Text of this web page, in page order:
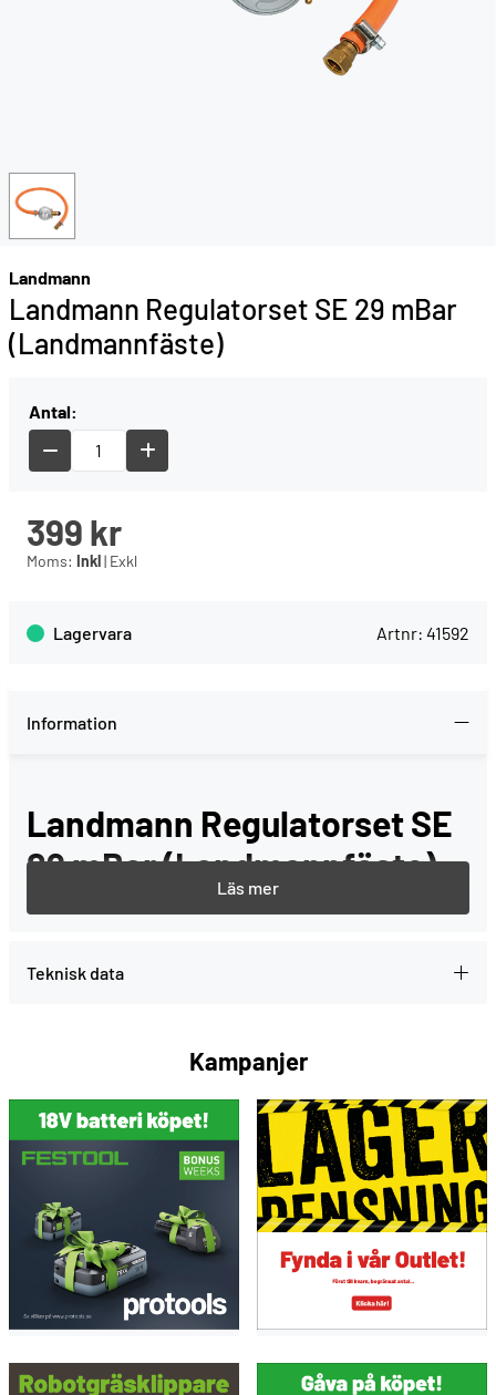
Landmann
Landmann Regulatorset SE 29 mBar
(Landmannfäste)
Antal:
399 kr
Moms: Inkl| Exkl
Lagervara Artnr: 41592
Information
Landmann Regulatorset SE
29 mBar (Landmannfäste)
Teknisk data
Kampanjer